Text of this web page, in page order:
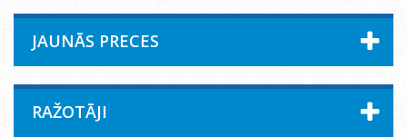
JAUNĀS PRECES
RAŽOTĀJI